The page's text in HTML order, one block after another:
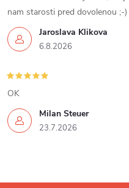
k
y
v
ý
p
i
u
Jaroslava Klikova
6.8.2026
nam starosti pred dovolenou ;-
Milan Steuer
23.7.2026
OK